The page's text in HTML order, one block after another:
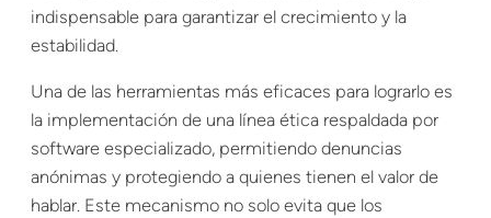
indispensable para garantizar el crecimiento y la
estabilidad.
Una de las herramientas más eficaces para lograrlo es
la implementación de una línea ética respaldada por
software especializado, permitiendo denuncias
anónimas y protegiendo a quienes tienen el valor de
hablar. Este mecanismo no solo evita que los